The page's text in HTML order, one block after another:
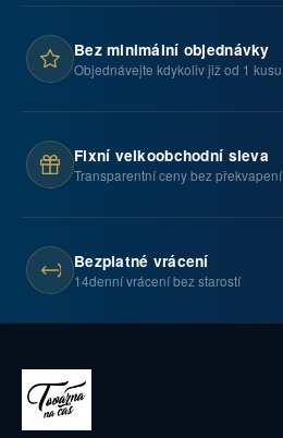
Bez minimální objednávky
Objednávejte kdykoliv již od 1 kusu
Fixní velkoobchodní sleva
Transparentní ceny bez překvapení
Bezplatné vrácení
14denní vrácení bez starostí